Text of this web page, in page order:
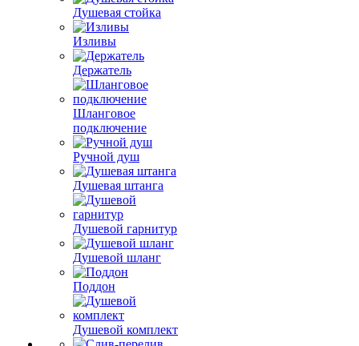
Душевая стойка
Изливы
Держатель
Шланговое
подключение
Ручной душ
Душевая штанга
Душевой гарнитур
Душевой шланг
Поддон
Душевой комплект